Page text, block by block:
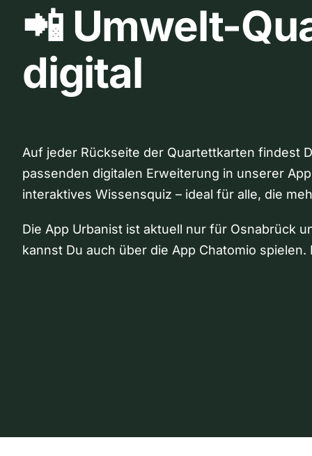
📲 Umwelt-
digital
Auf jeder Rückseite der Quartettkarten findest
passenden digitalen Erweiterung in unserer
interaktives Wissensquiz – ideal für alle, die
Die App Urbanist ist aktuell nur für Osnabrück
kannst Du auch über die App Chatomio